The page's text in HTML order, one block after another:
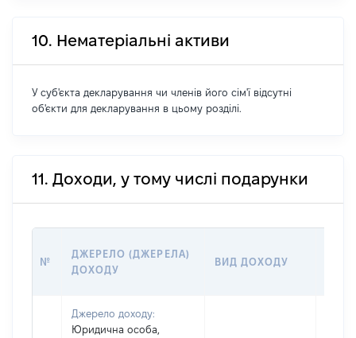
10. Нематеріальні активи
У суб'єкта декларування чи членів його сім'ї відсутні
об'єкти для декларування в цьому розділі.
11. Доходи, у тому числі подарунки
№
ДЖЕРЕЛО (ДЖЕРЕЛА)
ДОХОДУ
ВИД ДОХОДУ
Джерело доходу:
Юридична особа,